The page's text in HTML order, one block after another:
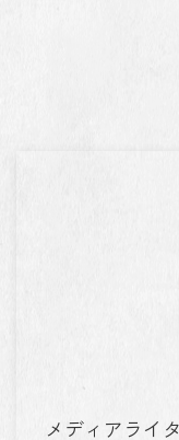
メディアライ